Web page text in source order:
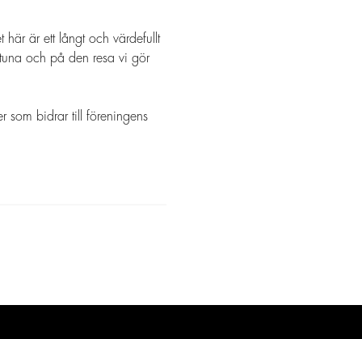
här är ett långt och värdefullt
och på den resa vi gör
som bidrar till föreningens